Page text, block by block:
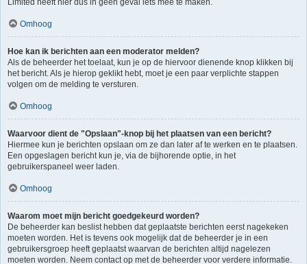
Limited heeft hier dus in geen geval iets mee te maken.
Omhoog
Hoe kan ik berichten aan een moderator melden?
Als de beheerder het toelaat, kun je op de hiervoor dienende knop klikken bij
het bericht. Als je hierop geklikt hebt, moet je een paar verplichte stappen
volgen om de melding te versturen.
Omhoog
Waarvoor dient de "Opslaan"-knop bij het plaatsen van een bericht?
Hiermee kun je berichten opslaan om ze dan later af te werken en te plaatsen.
Een opgeslagen bericht kun je, via de bijhorende optie, in het
gebruikerspaneel weer laden.
Omhoog
Waarom moet mijn bericht goedgekeurd worden?
De beheerder kan beslist hebben dat geplaatste berichten eerst nagekeken
moeten worden. Het is tevens ook mogelijk dat de beheerder je in een
gebruikersgroep heeft geplaatst waarvan de berichten altijd nagelezen
moeten worden. Neem contact op met de beheerder voor verdere informatie.